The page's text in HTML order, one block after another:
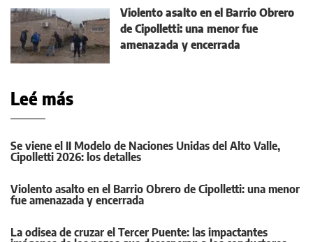
Violento asalto en el Barrio Obrero
de Cipolletti: una menor fue
amenazada y encerrada
Leé más
Se viene el II Modelo de Naciones Unidas del Alto Valle,
Cipolletti 2026: los detalles
Violento asalto en el Barrio Obrero de Cipolletti: una menor
fue amenazada y encerrada
La odisea de cruzar el Tercer Puente: las impactantes